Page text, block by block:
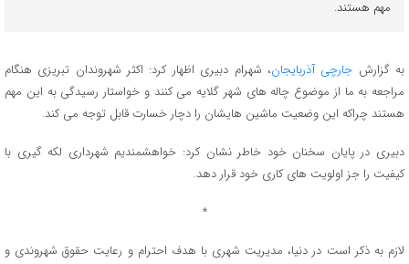
مهم هستند.
به گزارش جارچی آذربایجان، شهرام دبیری اظهار کرد: اکثر شهروندان تبریزی هنگام
مراجعه به ما از موضوع چاله های شهر گلایه می کنند و خواستار رسیدگی به این مهم
هستند چراکه این وضعیت ماشین هایشان را دچار خسارت قابل توجه می کند.
دبیری در پایان سخنان خود خاطر نشان کرد: خواهشمندیم شهرداری لکه گیری با
کیفیت را جز اولویت های کاری خود قرار دهد.
*
لازم به ذکر است در دنیا، مدیریت شهری با هدف احترام و رعایت حقوق شهروندی و